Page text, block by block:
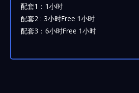
配套1：1小时
配套2 : 3小时Free 1小时
配套3：6小时Free 1小时